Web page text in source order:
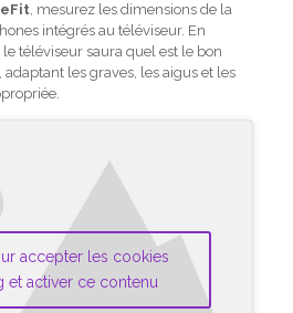
, mesurez les dimensions de la
intégrés au téléviseur. En
téléviseur saura quel est le bon
les graves, les aigus et les
accepter les cookies
et activer ce contenu